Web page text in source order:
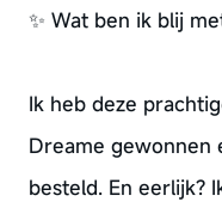
✨ Wat ben ik blij
Ik heb deze
Dreame gewonnen
besteld. En eerlijk?